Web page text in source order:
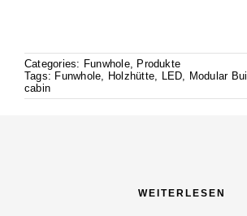
Categories: Funwhole, Produkte
Tags: Funwhole, Holzhütte, LED, Modular
cabin
WEITERLESEN